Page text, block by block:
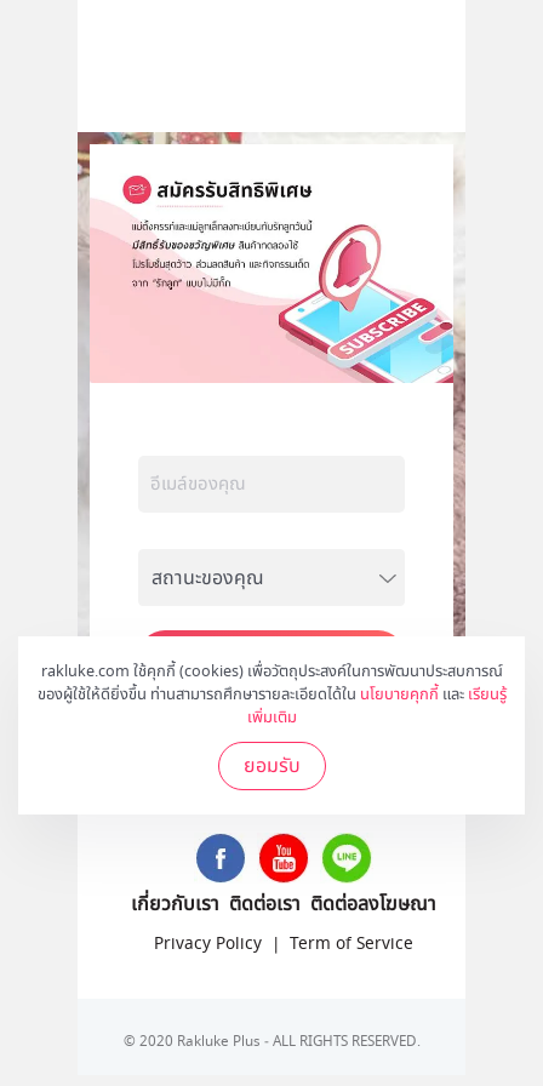
rakluke.com ใช้คุกกี้ (cookies) เพื่อวัตถุประสงค์ในการพัฒนาประสบการณ์
ของผู้ใช้ให้ดียิ่งขึ้น ท่านสามารถศึกษารายละเอียดได้ใน นโยบายคุกกี้ และ เรียนรู้
เพิ่มเติม
ยอมรับ
สมัคร
ติดตามเราได้ที่
เกี่ยวกับเรา ติดต่อเรา ติดต่อลงโฆษณา
Privacy Policy | Term of Service
© 2020 Rakluke Plus - ALL RIGHTS RESERVED.